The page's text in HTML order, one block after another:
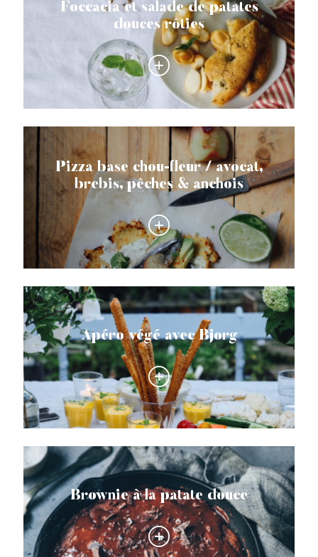
Foccacia et salade de patates
douces rôties
Pizza base chou-fleur / avocat,
brebis, pêches & anchois
Apéro végé avec Bjorg
Brownie à la patate douce